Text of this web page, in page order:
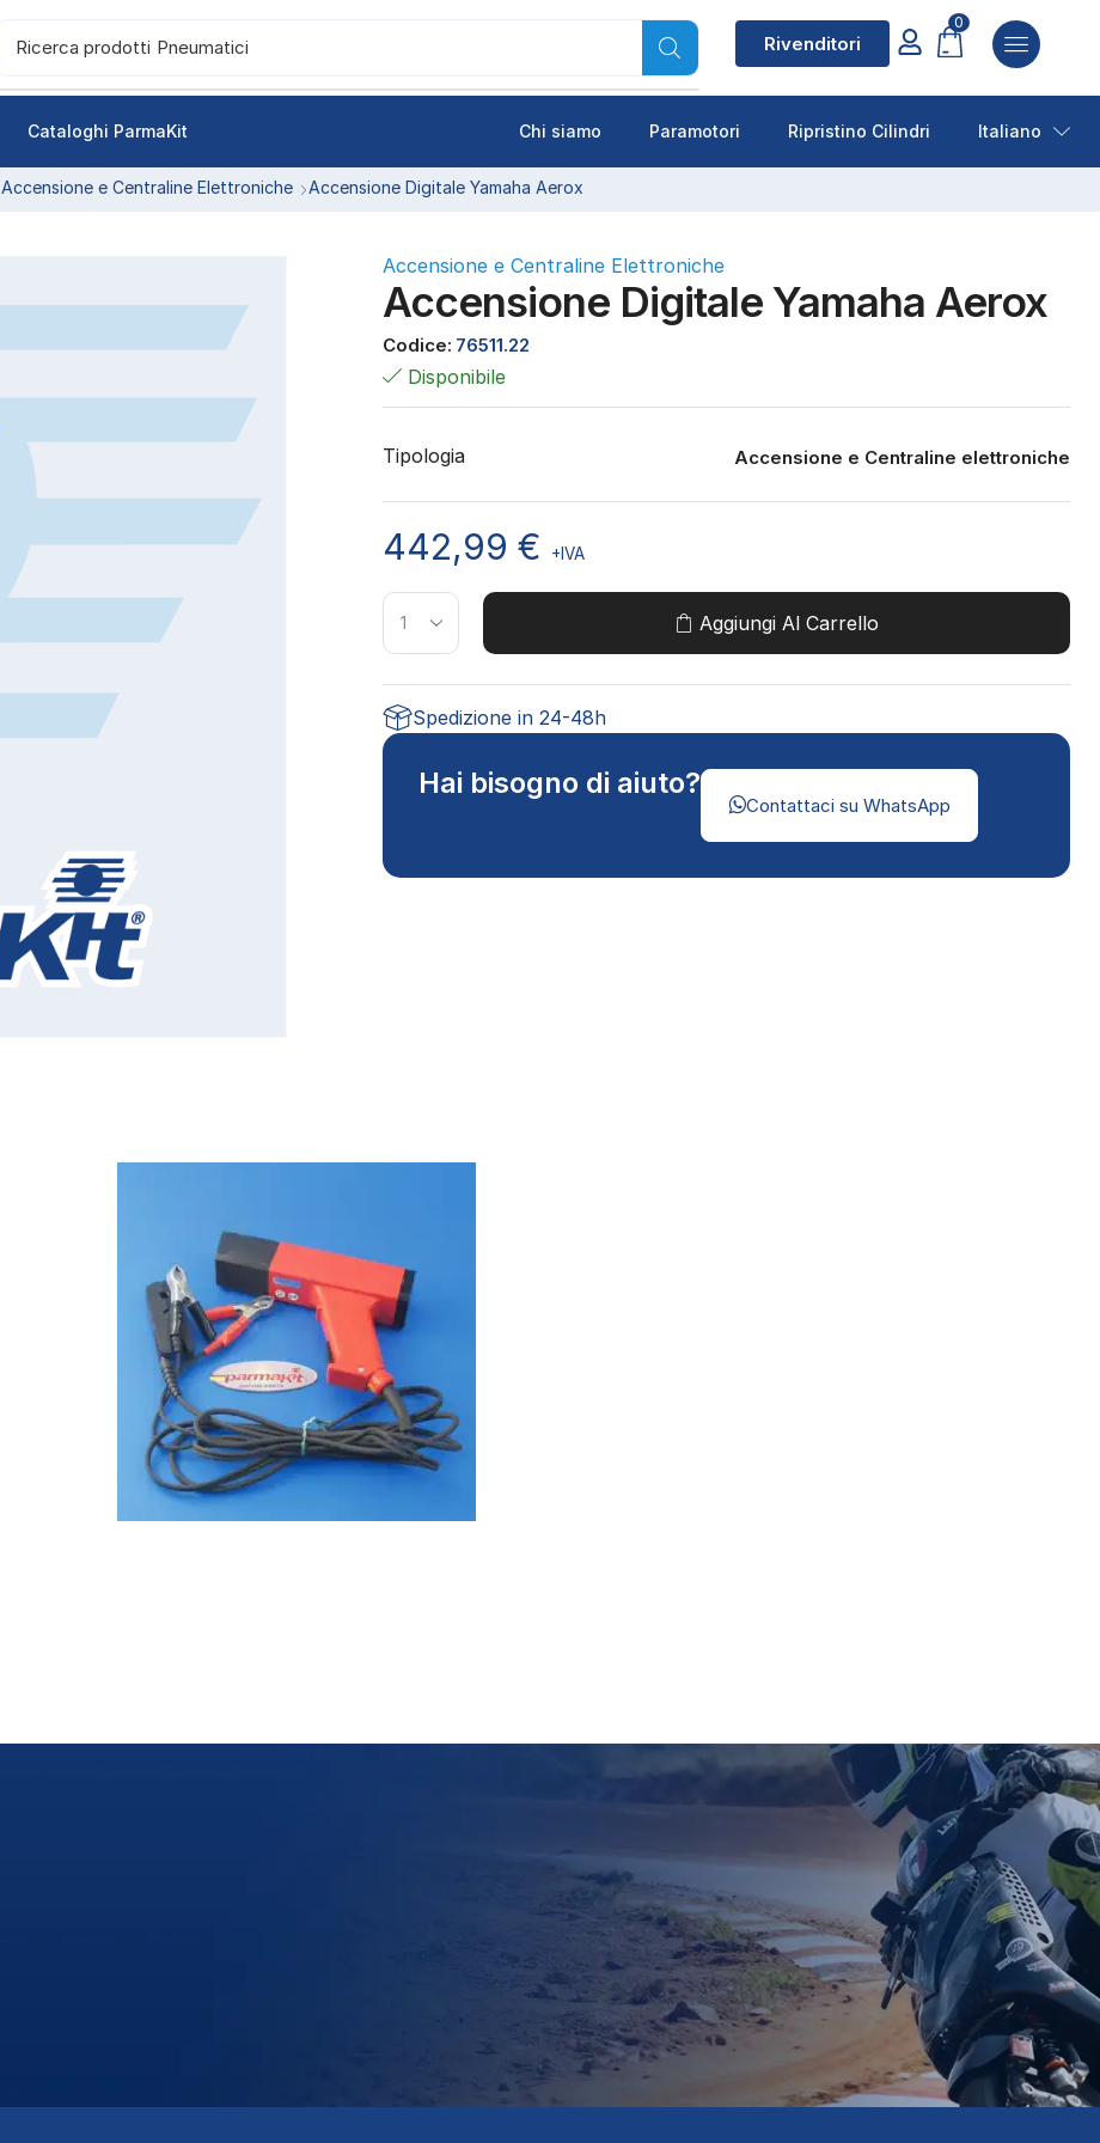
Ricerca prodotti Pneumatici Rivenditori
0
Cataloghi ParmaKit Chi siamo Paramotori Ripristino Cilindri Italiano
Accensione e Centraline Elettroniche Accensione Digitale Yamaha Aerox
Accensione e Centraline Elettroniche
Accensione Digitale Yamaha Aerox
Codice: 76511.22
Disponibile
Tipologia Accensione e Centraline elettroniche
442,99 € +IVA
Aggiungi Al Carrello
Spedizione in 24-48h
Hai bisogno di aiuto?
Contattaci su WhatsApp